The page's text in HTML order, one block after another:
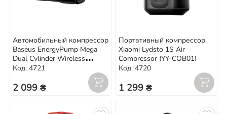
Автомобильный компрессор
Baseus EnergyPump Mega
Dual Cylinder Wireless
Inflator (CRNL060001)
Код: 4721
2 099 ₴
Портативный компрессор
Xiaomi Lydsto 1S Air
Compressor (YY-CQB01)
Код: 4720
1 299 ₴